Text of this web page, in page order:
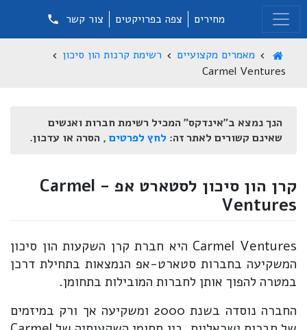
מחירים צפה בפרויקטים צור קשר
מאמרים מקצועיים
רשימת קרנות הון סיכון
Carmel Ventures
הנך נמצא ב"אינדקס" המכיל רשימת חברות ואנשים
שאינם קשורים לאתר זה: לחץ לפרטים , הסרה או עדכון.
קרן הון סיכון לסטארט אפ - Carmel
Ventures
Carmel Ventures היא חברת קרן השקעות הון סיכון
המשקיעה בחברות סטארט-אפ הנמצאות בתחילת דרכן
במטרה להפוך אותן לחברות המובילות בתחומן.
החברה נוסדה בשנת 2000 ומשקיעה אך ורק במיזמים